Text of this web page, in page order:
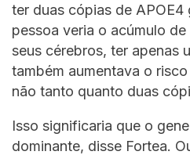
ter duas cópias de APOE4
pessoa veria o acúmulo
seus cérebros, ter apenas
também aumentava o
não tanto quanto duas
Isso significaria que o
dominante, disse Fortea.